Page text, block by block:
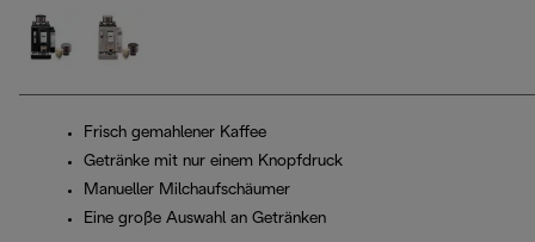
Frisch gemahlener Kaffee
Getränke mit nur einem Knopfdruck
Manueller Milchaufschäumer
Eine große Auswahl an Getränken